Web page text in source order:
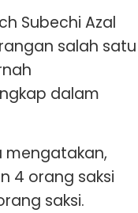
Subechi Azal
salah satu
dalam
mengatakan,
4 orang saksi
saksi.